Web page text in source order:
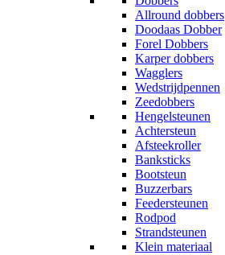
Allround dobbers
Doodaas Dobber
Forel Dobbers
Karper dobbers
Wagglers
Wedstrijdpennen
Zeedobbers
Hengelsteunen
Achtersteun
Afsteekroller
Banksticks
Bootsteun
Buzzerbars
Feedersteunen
Rodpod
Strandsteunen
Klein materiaal